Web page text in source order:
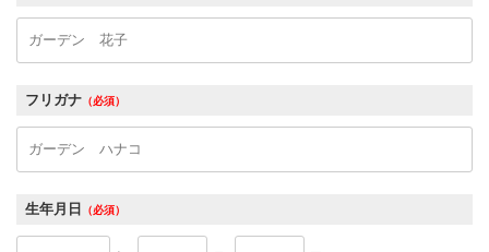
フリガナ （必須）
生年月日 （必須）